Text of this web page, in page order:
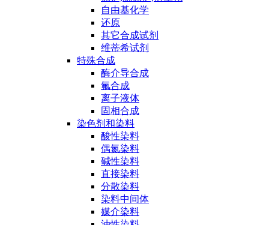
自由基化学
还原
其它合成试剂
维蒂希试剂
特殊合成
酶介导合成
氟合成
离子液体
固相合成
染色剂和染料
酸性染料
偶氮染料
碱性染料
直接染料
分散染料
染料中间体
媒介染料